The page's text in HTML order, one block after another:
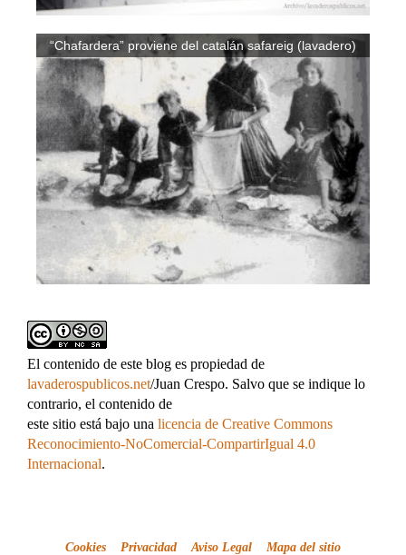
“Chafardera” proviene del catalán safareig (lavadero)
El contenido de este blog es propiedad de
lavaderospublicos.net/Juan Crespo. Salvo que se indique lo
contrario, el contenido de
este sitio está bajo una licencia de Creative Commons
Reconocimiento-NoComercial-CompartirIgual 4.0
Internacional.
Cookies Privacidad Aviso Legal Mapa del sitio